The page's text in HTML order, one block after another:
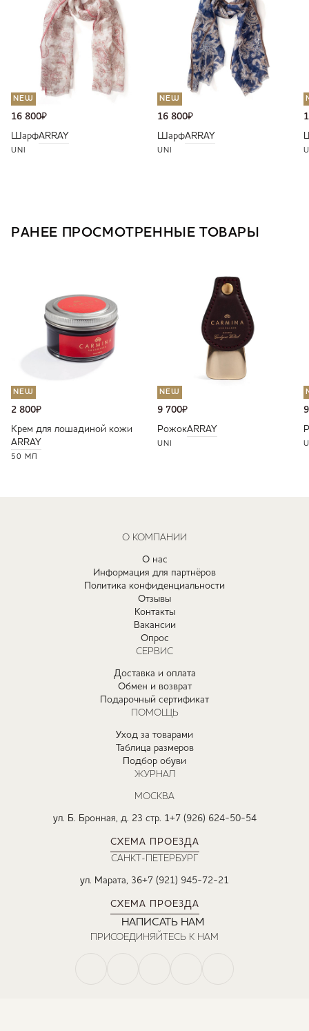
NEW
16 800₽
ШарфARRAY
UNI
NEW
16 800₽
ШарфARRAY
UNI
РАНЕЕ ПРОСМОТРЕННЫЕ ТОВАРЫ
NEW
2 800₽
Крем для лошадиной кожи
ARRAY
50 МЛ
NEW
9 700₽
РожокARRAY
UNI
О КОМПАНИИ
О нас
Информация для партнёров
Политика конфиденциальности
Отзывы
Контакты
Вакансии
Опрос
СЕРВИС
Доставка и оплата
Обмен и возврат
Подарочный сертификат
ПОМОЩЬ
Уход за товарами
Таблица размеров
Подбор обуви
ЖУРНАЛ
МОСКВА
ул. Б. Бронная, д. 23 стр. 1+7 (926) 624-50-54
СХЕМА ПРОЕЗДА
САНКТ-ПЕТЕРБУРГ
ул. Марата, 36+7 (921) 945-72-21
СХЕМА ПРОЕЗДА
НАПИСАТЬ НАМ
ПРИСОЕДИНЯЙТЕСЬ К НАМ